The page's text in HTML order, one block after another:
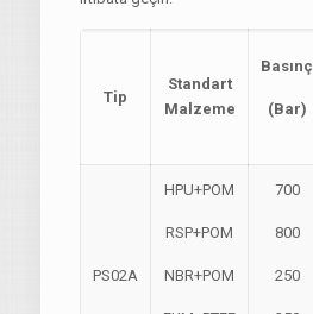
Tip
Standart
Malzeme
Basınç
(Bar)
PS02A
HPU+POM
RSP+POM
NBR+POM
700
800
250